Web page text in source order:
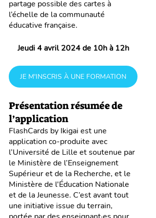
partage possible des cartes à
l’échelle de la communauté
éducative française.
Jeudi 4 avril 2024 de 10h à 12h
JE M'INSCRIS À UNE FORMATION
Présentation résumée de
l’application
FlashCards by Ikigai est une
application co-produite avec
l’Université de Lille et soutenue par
le Ministère de l’Enseignement
Supérieur et de la Recherche, et le
Ministère de l'Éducation Nationale
et de la Jeunesse. C’est avant tout
une initiative issue du terrain,